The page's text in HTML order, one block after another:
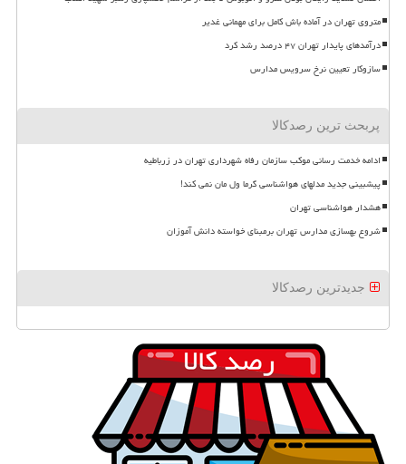
متروی تهران در آماده باش کامل برای مهمانی غدیر
درآمدهای پایدار تهران ۴۷ درصد رشد کرد
سازوکار تعیین نرخ سرویس مدارس
پربحث ترین رصدکالا
ادامه خدمت رسانی موکب سازمان رفاه شهرداری تهران در زرباطیه
پیشبینی جدید مدلهای هواشناسی گرما ول مان نمی کند!
هشدار هواشناسی تهران
شروع بهسازی مدارس تهران برمبنای خواسته دانش آموزان
جدیدترین رصدکالا